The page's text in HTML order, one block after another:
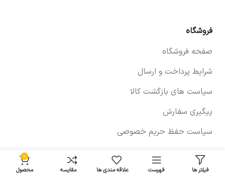
فروشگاه
صفحه فروشگاه
شرایط پرداخت و ارسال
سیاست های بازگشت کالا
پیگیری سفارش
سیاست حفظ حریم خصوصی
خودروها
فیلتر ها فهرست علاقه مندی ها مقایسه
0
محصول